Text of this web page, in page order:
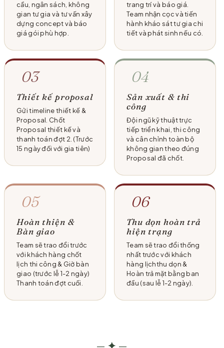
cầu, ngân sách, không
gian tư gia và tư vấn xây
dựng concept và báo
giá gói phù hợp.
trang trí và báo giá.
Team nhận cọc và tiến
hành kháo sát tư gia chi
tiết và phát sinh nếu có.
03
Thiết kế proposal
Gửi timeline thiết kế &
Proposal. Chốt
Proposal thiết kế và
thanh toán đợt 2. (Trước
15 ngày đối với gia tiên)
04
Sản xuất & thi
công
Đội ngũ kỹ thuật trực
tiếp triển khai, thi công
và cân chỉnh toàn bộ
không gian theo đúng
Proposal đã chốt.
05
Hoàn thiện &
Bàn giao
Team sẽ trao đổi trước
với khách hàng chốt
lịch thi công & Giờ bàn
giao (trước lễ 1-2 ngày)
Thanh toán đợt cuối.
06
Thu dọn hoàn trả
hiện trạng
Team sẽ trao đổi thống
nhất trước với khách
hàng lịchthu dọn &
Hoàn trả mặt bằng ban
đầu (sau lễ 1-2 ngày).
— ✦ —